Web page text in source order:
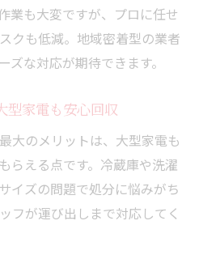
業も大変ですが、プロに任せ
クも低減。地域密着型の業者
ズな対応が期待できます。
型家電も安心回収
大のメリットは、大型家電も
らえる点です。冷蔵庫や洗濯
イズの問題で処分に悩みがち
フが運び出しまで対応してく